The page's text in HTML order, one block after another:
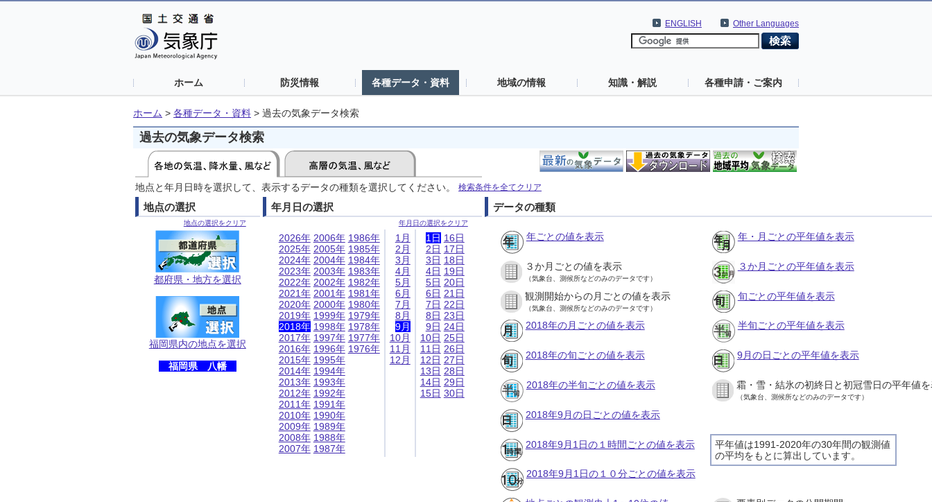
Other Languages
ENGLISH
ホーム 防災情報 各種データ・資料 地域の情報 知識・解説 各種申請・ご案内
ホーム > 各種データ・資料 > 過去の気象データ検索
過去の気象データ検索
地点と年月日時を選択して、表示するデータの種類を選択してください。 検索条件を全てクリア
地点の選択
地点の選択をクリア
都府県・地方を選択
福岡県内の地点を選択
福岡県 八幡
年月日の選択
年月日の選択をクリア
2026年
2025年
2024年
2023年
2022年
2021年
2020年
2019年
2018年
2017年
2016年
2015年
2014年
2013年
2012年
2011年
2010年
2009年
2008年
2007年
2006年
2005年
2004年
2003年
2002年
2001年
2000年
1999年
1998年
1997年
1996年
1995年
1994年
1993年
1992年
1991年
1990年
1989年
1988年
1987年
1986年
1985年
1984年
1983年
1982年
1981年
1980年
1979年
1978年
1977年
1976年
1月
2月
3月
4月
5月
6月
7月
8月
9月
10月
11月
12月
1日
2日
3日
4日
5日
6日
7日
8日
9日
10日
11日
12日
13日
14日
15日
16日
17日
18日
19日
20日
21日
22日
23日
24日
25日
26日
27日
28日
29日
30日
データの種類
年ごとの値を表示 年・月ごとの平年値を表示
３か月ごとの値を表示
（気象台、測候所などのみのデータです）
３か月ごとの平年値を表示
観測開始からの月ごとの値を表示
（気象台、測候所などのみのデータです）
旬ごとの平年値を表示
2018年の月ごとの値を表示 半旬ごとの平年値を表示
2018年の旬ごとの値を表示 9月の日ごとの平年値を表示
2018年の半旬ごとの値を表示 霜・雪・結氷の初終日と初冠雪日の平年値
（気象台、測候所などのみのデータです）
2018年9月の日ごとの値を表示
平年値は1991-2020年の30年間の観測値
の平均をもとに算出しています。
2018年9月1日の１時間ごとの値を表示
2018年9月1日の１０分ごとの値を表示